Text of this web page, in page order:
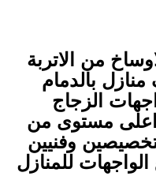
من الاتربة
بالدمام
الزجاج
اعلى مستوى من
وفنيين
للمنازل